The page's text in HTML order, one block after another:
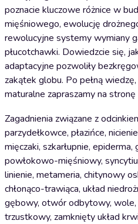
poznacie kluczowe różnice w
mięśniowego, ewolucję
rewolucyjne systemy wymiany
płucotchawki. Dowiedzcie się,
adaptacyjne pozwoliły
zakątek globu. Po pełną
maturalne zapraszamy na
Zagadnienia związane z
parzydełkowce, płazińce,
mięczaki, szkarłupnie,
powłokowo-mięśniowy,
linienie, metameria, chitynowy
chłonąco-trawiąca, układ
gębowy, otwór odbytowy,
trzustkowy, zamknięty układ